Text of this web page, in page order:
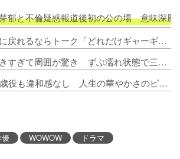
郁と不倫疑惑報道後初の公の場 意味深風
2. 田中圭、過去に戻れるならトーク「どれだけギャーギャー言ってるのかなって」
3. 田中圭、汗かきすぎて周囲が驚き ずぶ濡れ状態で三谷幸喜「悲壮感が漂っていた」
4. 小池栄子、19歳役も違和感なし 人生の華やかさのピークは小学生「生意気でお山の大将だった」
WOWOW ドラマ